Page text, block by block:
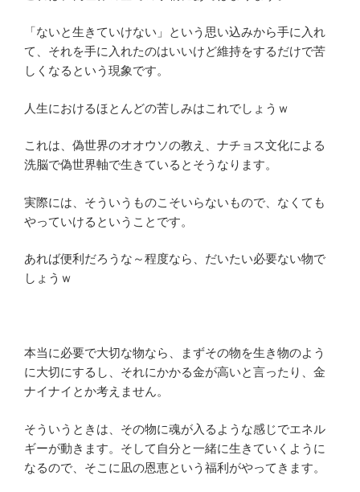
「ないと生きていけない」という思い込みから手に入れ
て、それを手に入れたのはいいけど維持をするだけで苦
しくなるという現象です。
人生におけるほとんどの苦しみはこれでしょうｗ
これは、偽世界のオオウソの教え、ナチョス文化による
洗脳で偽世界軸で生きているとそうなります。
実際には、そういうものこそいらないもので、なくても
やっていけるということです。
あれば便利だろうな～程度なら、だいたい必要ない物で
しょうｗ
本当に必要で大切な物なら、まずその物を生き物のよう
に大切にするし、それにかかる金が高いと言ったり、金
ナイナイとか考えません。
そういうときは、その物に魂が入るような感じでエネル
ギーが動きます。そして自分と一緒に生きていくように
なるので、そこに凪の恩恵という福利がやってきます。